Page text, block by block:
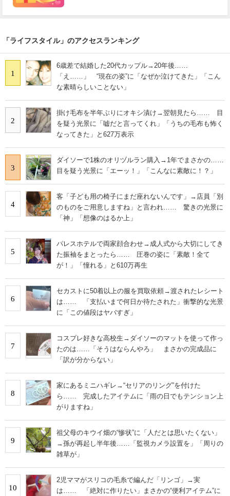
「ライフスタイル」のアクセスランキング
1
6歳差で結婚した20代カップル→20年後……
「え……」 “現在の姿”に「なぜか泣けてきた」「こん
な素晴らしいことない」
2
掛け毛布を半年ぶりにオキシ漬け→翌朝見たら…… 目
を疑う光景に「嘘だと言ってくれ」「うちの毛布も怖く
なってきた」と627万表示
3
ダイソーで1株のオリヅルラン購入→1年でまさかの……
目を疑う光景に「エーッ！」「こんなに素敵に！？」
4
客「子ども用の椅子にまだ座れないんです」→店員「別
のものをご用意しますね」と言われ…… 驚きの光景に
「神」「想像のはるか上」
5
パレスホテルで両家顔合わせ→成人式から大切にしてき
た振袖をまとったら…… 圧巻の姿に「素敵！全て
が！」「憧れる」と610万再生
6
セカストに50着以上の服を買取依頼→渡されたレシート
は…… 「支払いまで何日か待たされた」衝撃的な光景
に「この値段はヤバすぎ」
7
コスプレ好きな高校生→ダイソーのマットを使って作っ
たのは……「そうはならんやろ」 まさかの完成品に
「訳が分からない」
8
家にあるミニハギレ→“セリアのリング”を付けた
ら…… 完成したアイテムに「雨の日でもテンション上
がりますね」
9
祖父母のキウイ畑の“惨状”に「人だとは思いたくない」
→孫が再起し半年後……「監視カメラ設置を」「周りの
雑草が」
10
2児ママがスリコの毛糸で編んだ「リンゴ」→実
は…… 「絶対に作りたい」まさかの“便利アイテム”に